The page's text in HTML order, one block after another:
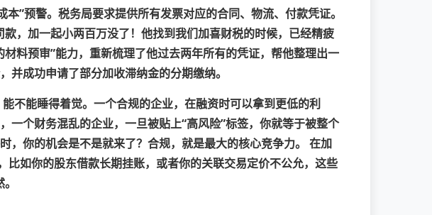
本”预警。税务局要求提供所有发票对应的合同、物流、付款凭证。
，加一起小两百万没了！他找到我们加喜财税的时候，已经精疲
材料预审”能力，重新梳理了他过去两年所有的凭证，帮他整理出一
成功申请了部分加收滞纳金的分期缴纳。
不能睡得着觉。一个合规的企业，在融资时可以拿到更低的利
个财务混乱的企业，一旦被贴上“高风险”标签，你就等于被整个
，你的机会是不是就来了？ 合规，就是最大的核心竞争力。 在加
比如你的股东借款长期挂账，或者你的关联交易定价不公允，这些